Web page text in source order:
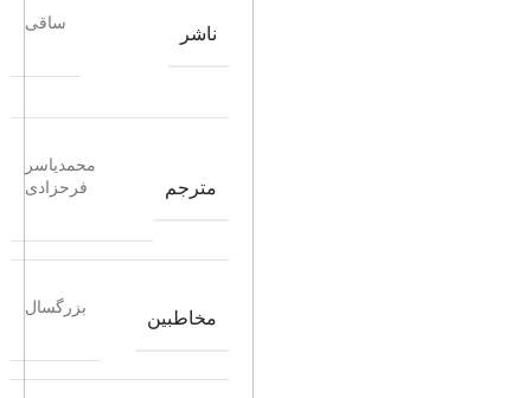
ناشر
ساقی
مترجم
محمدیاسر
فرحزادی
مخاطبین
بزرگسال